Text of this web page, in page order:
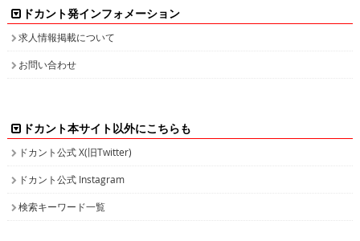
ドカント発インフォメーション
求人情報掲載について
お問い合わせ
ドカント本サイト以外にこちらも
ドカント公式 X(旧Twitter)
ドカント公式 Instagram
検索キーワード一覧